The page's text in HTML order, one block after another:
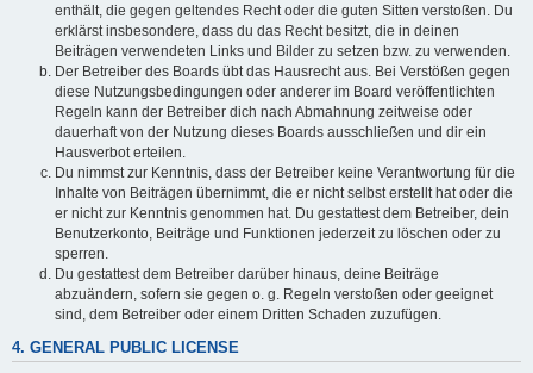
enthält, die gegen geltendes Recht oder die guten Sitten verstoßen. Du
erklärst insbesondere, dass du das Recht besitzt, die in deinen
Beiträgen verwendeten Links und Bilder zu setzen bzw. zu verwenden.
Der Betreiber des Boards übt das Hausrecht aus. Bei Verstößen gegen
diese Nutzungsbedingungen oder anderer im Board veröffentlichten
Regeln kann der Betreiber dich nach Abmahnung zeitweise oder
dauerhaft von der Nutzung dieses Boards ausschließen und dir ein
Hausverbot erteilen.
Du nimmst zur Kenntnis, dass der Betreiber keine Verantwortung für die
Inhalte von Beiträgen übernimmt, die er nicht selbst erstellt hat oder die
er nicht zur Kenntnis genommen hat. Du gestattest dem Betreiber, dein
Benutzerkonto, Beiträge und Funktionen jederzeit zu löschen oder zu
sperren.
Du gestattest dem Betreiber darüber hinaus, deine Beiträge
abzuändern, sofern sie gegen o. g. Regeln verstoßen oder geeignet
sind, dem Betreiber oder einem Dritten Schaden zuzufügen.
4. GENERAL PUBLIC LICENSE